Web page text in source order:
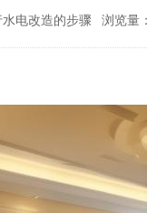
电改造的步骤 浏览量